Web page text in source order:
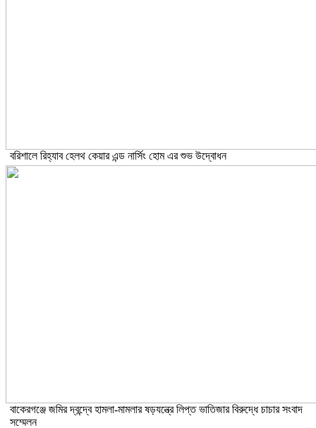
বরিশালে রিহ্যাব হেলথ কেয়ার এন্ড নার্সিং হোম এর শুভ উদ্বোধন
বাকেরগঞ্জে জমির দ্বন্দ্বে হামলা-মামলার ষড়যন্ত্রে লিপ্ত ভাতিজার বিরুদ্ধে চাচার সংবাদ
সম্মেলন